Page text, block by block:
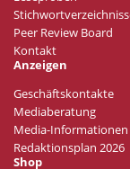
Peer Review Board
Kontakt
Anzeigen
Geschäftskontakte
Mediaberatung
Media-Informationen
Redaktionsplan 2026
Shop